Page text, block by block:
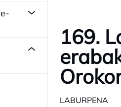
169.
LABURPENA